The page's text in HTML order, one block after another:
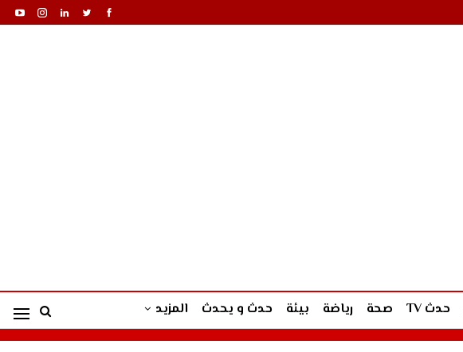
حدث TV صحة رياضة بيئة حدث و يحدث المزيد